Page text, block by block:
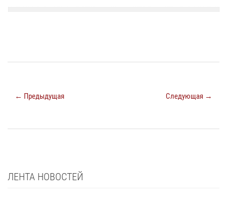
← Предыдущая Следующая →
ЛЕНТА НОВОСТЕЙ